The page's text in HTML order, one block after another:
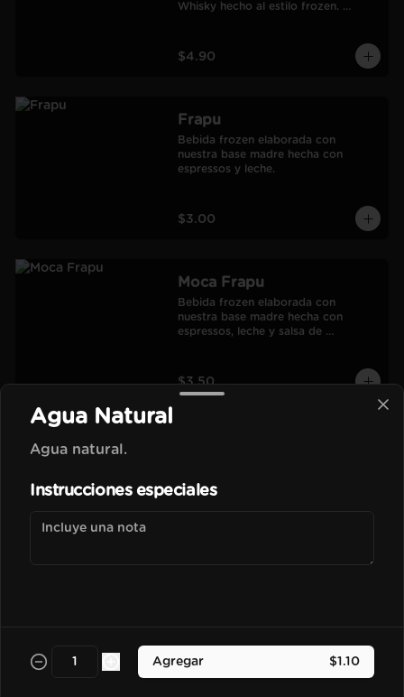
Whisky hecho al estilo frozen.
$4.90
Frapu
Bebida frozen elaborada con
nuestra base madre hecha con
espressos y leche.
$3.00
Moca Frapu
Bebida frozen elaborada con
nuestra base madre hecha con
espressos, leche y salsa de
$3.50
espressos, leche y esencia de vainilla
espressos, leche y esencia de
avellana francesa.
Agua Natural
Agua natural.
Instrucciones especiales
Agregar $1.10